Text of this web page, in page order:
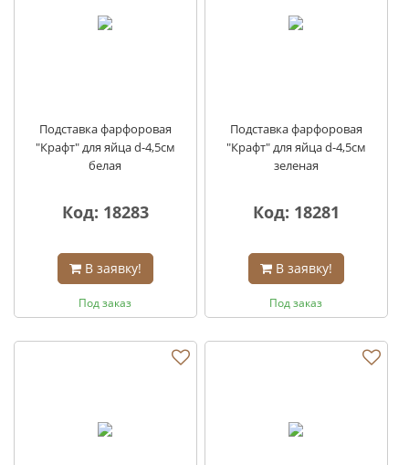
Подставка фарфоровая
"Крафт" для яйца d-4,5см
белая
Код: 18283
В заявку!
Под заказ
Подставка фарфоровая
"Крафт" для яйца d-4,5см
зеленая
Код: 18281
В заявку!
Под заказ